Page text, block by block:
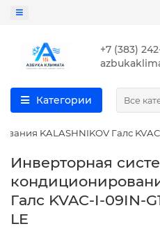
+7 (383)
Категории Все
KALASHNIKOV Галс
Инверторная
Галс KVAC-I-09IN-
LE